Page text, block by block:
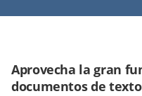
Aprovecha la gran
documentos de